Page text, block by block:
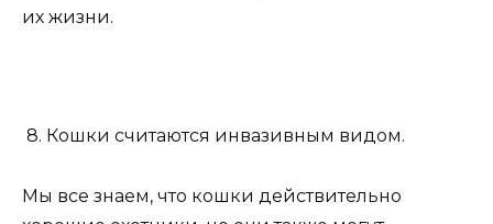
их жизни.
8. Кошки считаются инвазивным видом.
Мы все знаем, что кошки действительно